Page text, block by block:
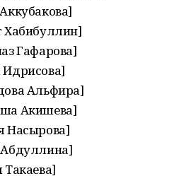
Хабибуллин]
Гафарова]
Альфира]
Акишева]
Насырова]